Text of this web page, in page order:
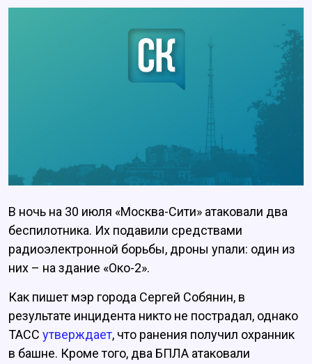
В ночь на 30 июля «Москва-Сити» атаковали два
беспилотника. Их подавили средствами
радиоэлектронной борьбы, дроны упали: один из
них – на здание «Око-2».
Как пишет мэр города Сергей Собянин, в
результате инцидента никто не пострадал, однако
ТАСС утверждает, что ранения получил охранник
в башне. Кроме того, два БПЛА атаковали